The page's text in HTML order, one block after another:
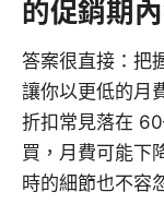
的促銷期
答案很直接：把
讓你以更低的月
折扣常見落在
買，月費可能下
時的細節也不容